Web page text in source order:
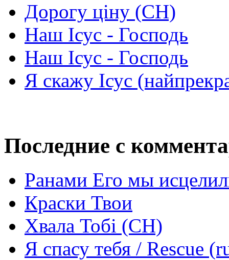
Дорогу ціну (СН)
Наш Ісус - Господь
Наш Ісус - Господь
Я скажу Ісус
Последние с
Ранами Его мы
Краски Твои
Хвала Тобі (СН)
Я спасу тебя / Rescue